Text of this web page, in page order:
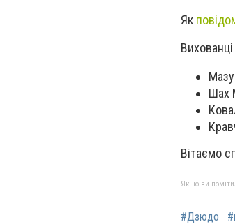
Як
Шах
Вітаємо
Якщо ви
#Дзюдо